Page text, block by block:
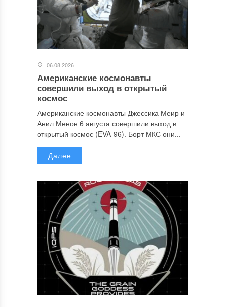
06.08.2026
Американские космонавты
совершили выход в открытый
космос
Американские космонавты Джессика Меир и
Анил Менон 6 августа совершили выход в
открытый космос (EVA-96). Борт МКС они...
Далее